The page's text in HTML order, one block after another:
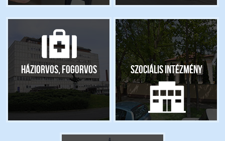
Háziorvos, fogorvos Szociális intézmény